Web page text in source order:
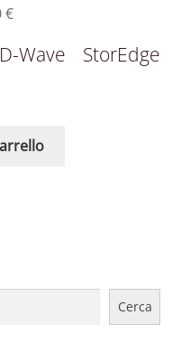
€
Wave StorEdge
Cerca